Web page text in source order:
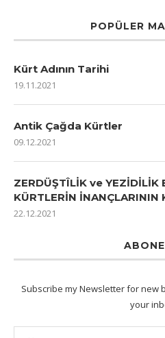
POPÜLER
Kürt Adının Tarihi
19.11.2021
Antik Çağda Kürtler
09.12.2021
ZERDÜŞTÎLİK ve YEZİDİLİK
KÜRTLERİN İNANÇLARININ
22.12.2021
Subscribe my Newsletter for new
your